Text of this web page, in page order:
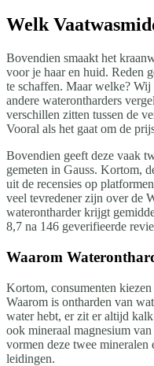
Welk
Bovendien smaakt het
voor je haar en huid. Reden
te schaffen. Maar welke? Wij
andere waterontharders
verschillen zitten tussen de
Vooral als het gaat om de
Bovendien geeft deze vaak
gemeten in Gauss. Kortom,
uit de recensies op
veel tevredener zijn over de
waterontharder krijgt
8,7 na 146 geverifieerde
Waarom
Kortom, consumenten
Waarom is ontharden van
water hebt, er zit er altijd
ook mineraal magnesium
vormen deze twee mineralen
leidingen.